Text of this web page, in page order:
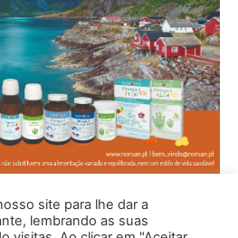
site para lhe dar a
lembrando as suas